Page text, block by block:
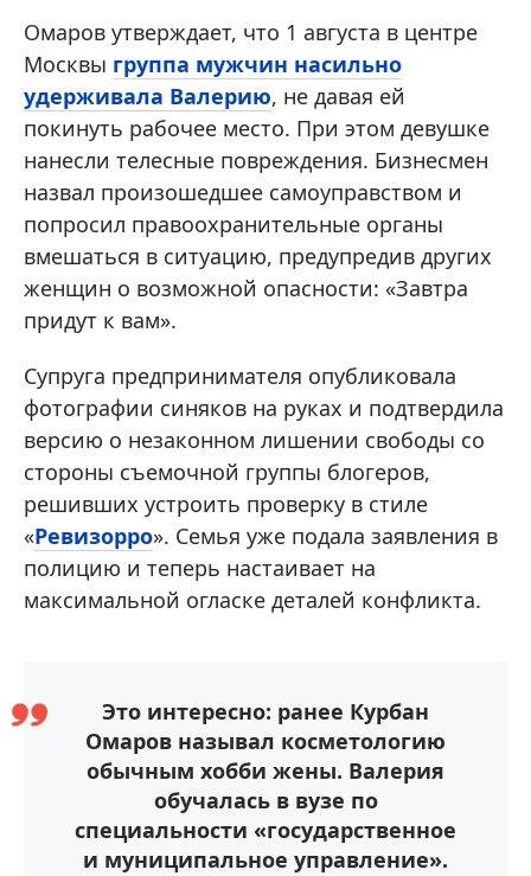
Омаров утверждает, что 1 августа в центре
Москвы группа мужчин насильно
удерживала Валерию, не давая ей
покинуть рабочее место. При этом девушке
нанесли телесные повреждения. Бизнесмен
назвал произошедшее самоуправством и
попросил правоохранительные органы
вмешаться в ситуацию, предупредив других
женщин о возможной опасности: «Завтра
придут к вам».
Супруга предпринимателя опубликовала
фотографии синяков на руках и подтвердила
версию о незаконном лишении свободы со
стороны съемочной группы блогеров,
решивших устроить проверку в стиле
«Ревизорро». Семья уже подала заявления в
полицию и теперь настаивает на
максимальной огласке деталей конфликта.
Это интересно: ранее Курбан
Омаров называл косметологию
обычным хобби жены. Валерия
обучалась в вузе по
специальности «государственное
и муниципальное управление».